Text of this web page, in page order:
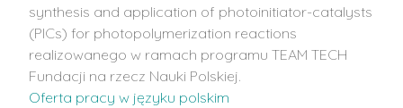
synthesis and application of photoinitiator-catalysts
(PICs) for photopolymerization reactions
realizowanego w ramach programu TEAM TECH
Fundacji na rzecz Nauki Polskiej.
Oferta pracy w języku polskim